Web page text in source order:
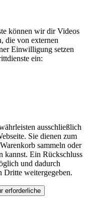
können wir dir Videos
die von externen
Einwilligung setzen
ein:
ausschließlich
Sie dienen zum
sammeln oder
kannst. Ein Rückschluss
und dadurch
Dritte weitergegeben.
erforderliche